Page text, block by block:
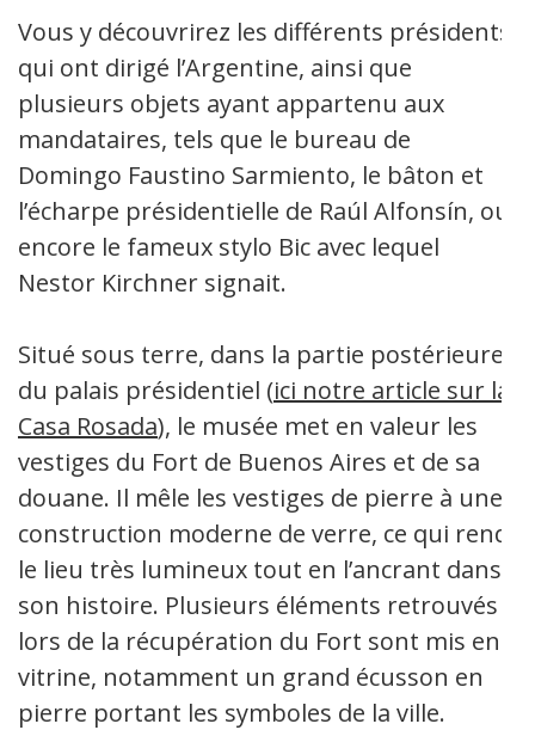
Vous y découvrirez les différents présidents
qui ont dirigé l’Argentine, ainsi que
plusieurs objets ayant appartenu aux
mandataires, tels que le bureau de
Domingo Faustino Sarmiento, le bâton et
l’écharpe présidentielle de Raúl Alfonsín, ou
encore le fameux stylo Bic avec lequel
Nestor Kirchner signait.
Situé sous terre, dans la partie postérieure
du palais présidentiel (ici notre article sur la
Casa Rosada), le musée met en valeur les
vestiges du Fort de Buenos Aires et de sa
douane. Il mêle les vestiges de pierre à une
construction moderne de verre, ce qui rend
le lieu très lumineux tout en l’ancrant dans
son histoire. Plusieurs éléments retrouvés
lors de la récupération du Fort sont mis en
vitrine, notamment un grand écusson en
pierre portant les symboles de la ville.